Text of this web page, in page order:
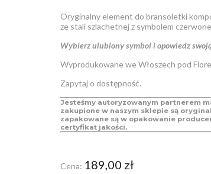
Oryginalny element do bransoletki
ze stali szlachetnej z symbolem
Wybierz ulubiony symbol i opowiedz
Wyprodukowane we Włoszech pod
Zapytaj o dostępność.
Jesteśmy autoryzowanym partnerem
zakupione w naszym sklepie są
zapakowane są w opakowanie
certyfikat jakości.
Cena: 189,00 zł